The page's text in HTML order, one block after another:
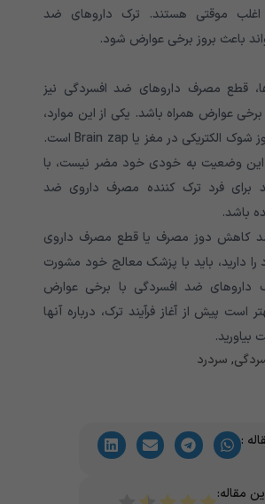
اغلب موقتی هستند. ترک‌ داروهای ضد
باعث بروز‌ برخی عوارض شود.
قطع مصرف داروهای ضد افسردگی نیز
عوارض همراه باشد. یکی از این موارد،
شامل احساس بروز شوک الکتریکی در مغز یا Brain zap است.
این وضعیت به خودی خود مضر نیست، با
برای فرد ترک کننده مصرف داروی ضد
باشد.
کاهش دوز‌ مصرف یا قطع مصرف داروی
دارید، باید با پزشک معالج خود مشورت
داروهای ضد افسردگی با برخی عوارض
است پیش از آغاز فرآیند ترک، درباره آنها
بیاورید.
, سردرد
:
مقاله: